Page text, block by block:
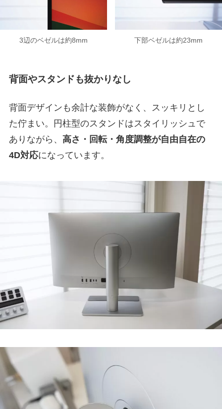
3辺のベゼルは約8mm 下部ベゼルは約23mm
背面やスタンドも抜かりなし
背面デザインも余計な装飾がなく、スッキリとし
た佇まい。円柱型のスタンドはスタイリッシュで
ありながら、 高さ・回転・角度調整が自由自在の
4D対応になっています。